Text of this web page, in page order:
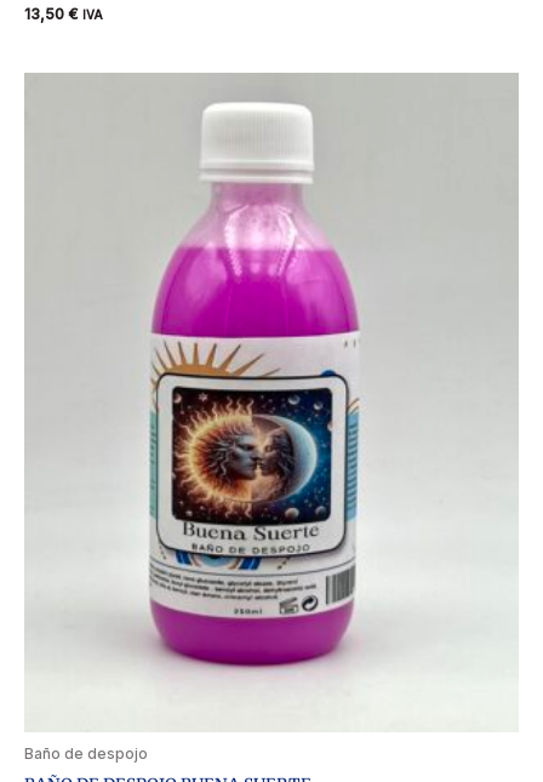
13,50 € IVA
Baño de despojo